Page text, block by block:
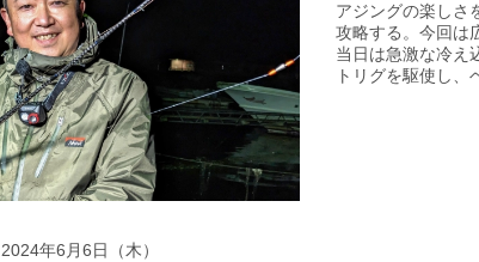
アジングの楽しさ
攻略する。今回は
当日は急激な冷え
トリグを駆使し、
2024年6月6日（木）